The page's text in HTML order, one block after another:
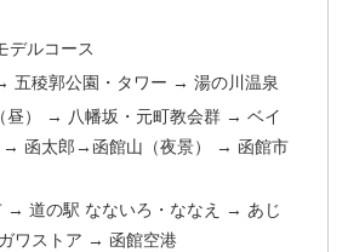
デルコース
五稜郭公園・タワー → 湯の川温泉
昼） → 八幡坂・元町教会群 → ベイ
函太郎→函館山（夜景） → 函館市
→ 道の駅 なないろ・ななえ → あじ
ワストア → 函館空港